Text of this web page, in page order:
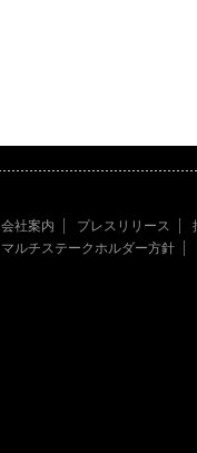
会社案内 プレスリリース
マルチステークホルダー方針